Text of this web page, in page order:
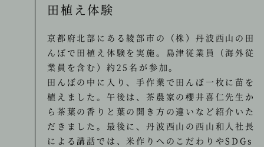
田植え体験
京都府北部にある綾部市の（株）丹波西山の田
んぼで田植え体験を実施。島津従業員（海外従
業員を含む）約25名が参加。
田んぼの中に入り、手作業で田んぼ一枚に苗を
植えました。午後は、茶農家の櫻井喜仁先生か
ら茶葉の香りと葉の開き方の違いなど紹介いた
だきました。最後に、丹波西山の西山和人社長
による講話では、米作りへのこだわりやSDGs